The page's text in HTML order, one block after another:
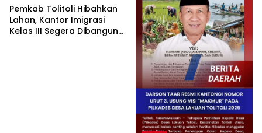
Pemkab Tolitoli Hibahkan
Lahan, Kantor Imigrasi
Kelas III Segera Dibangun